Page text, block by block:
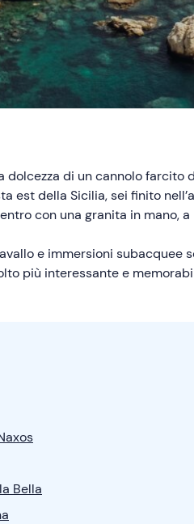
dolcezza di un cannolo
della Sicilia, sei finito
con una granita in mano,
e immersioni subacquee
più interessante e
Bella